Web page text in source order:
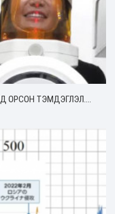
ОРСОН ТЭМДЭГЛЭЛ....